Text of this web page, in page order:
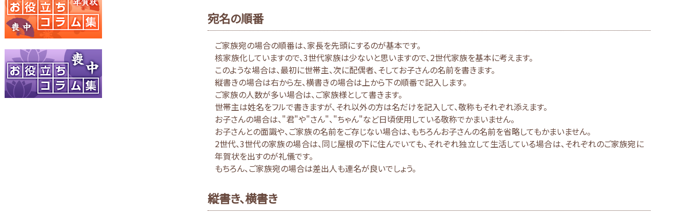
宛名の順番
ご家族宛の場合の順番は、家長を先頭にするのが基本です。
核家族化していますので、3世代家族は少ないと思いますので、2世代家族を基本に考えます。
このような場合は、最初に世帯主、次に配偶者、そしてお子さんの名前を書きます。
縦書きの場合は右から左、横書きの場合は上から下の順番で記入します。
ご家族の人数が多い場合は、ご家族様として書きます。
世帯主は姓名をフルで書きますが、それ以外の方は名だけを記入して、敬称もそれぞれ添えます。
お子さんの場合は、"君"や"さん"、"ちゃん"など日頃使用している敬称でかまいません。
お子さんとの面識や、ご家族の名前をご存じない場合は、もちろんお子さんの名前を省略してもかまいません。
2世代、3世代の家族の場合は、同じ屋根の下に住んでいても、それぞれ独立して生活している場合は、それぞれのご家族宛に
年賀状を出すのが礼儀です。
もちろん、ご家族宛の場合は差出人も連名が良いでしょう。
縦書き、横書き